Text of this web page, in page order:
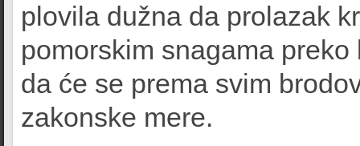
plovila dužna da prolazak
pomorskim snagama
da će se prema svim
zakonske mere.